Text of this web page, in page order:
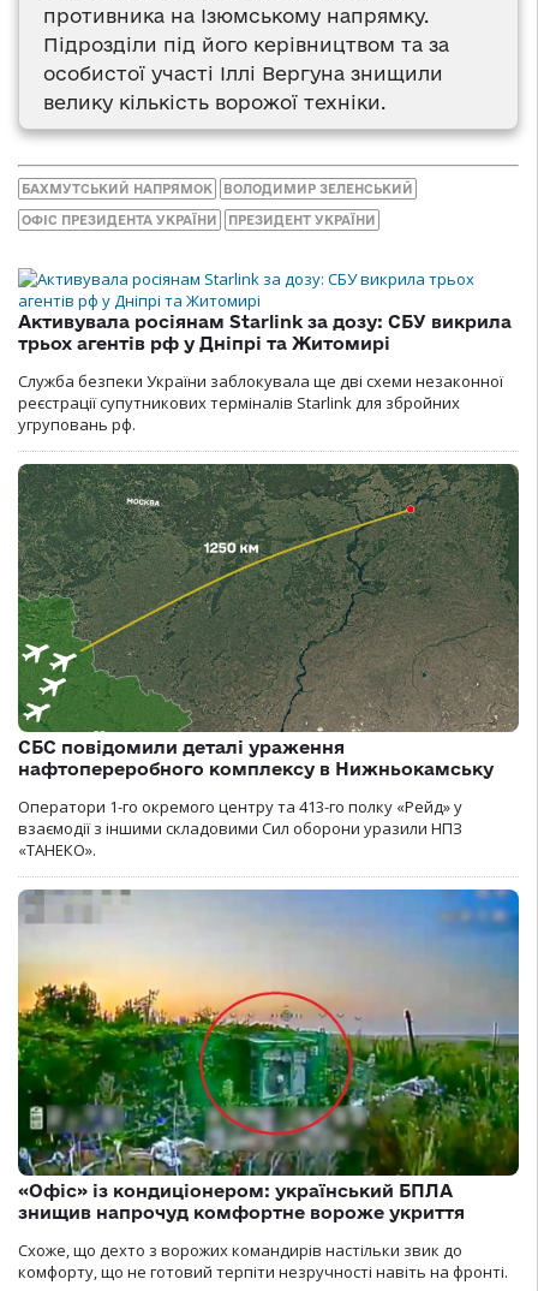
противника на Ізюмському напрямку.
Підрозділи під його керівництвом та за
особистої участі Іллі Вергуна знищили
велику кількість ворожої техніки.
БАХМУТСЬКИЙ НАПРЯМОК ВОЛОДИМИР ЗЕЛЕНСЬКИЙ
ОФІС ПРЕЗИДЕНТА УКРАЇНИ ПРЕЗИДЕНТ УКРАЇНИ
Активувала росіянам Starlink за дозу: СБУ викрила
трьох агентів рф у Дніпрі та Житомирі
Служба безпеки України заблокувала ще дві схеми незаконної
реєстрації супутникових терміналів Starlink для збройних
угруповань рф.
СБС повідомили деталі ураження
нафтопереробного комплексу в Нижньокамську
Оператори 1-го окремого центру та 413-го полку «Рейд» у
взаємодії з іншими складовими Сил оборони уразили НПЗ
«ТАНЕКО».
«Офіс» із кондиціонером: український БПЛА
знищив напрочуд комфортне вороже укриття
Схоже, що дехто з ворожих командирів настільки звик до
комфорту, що не готовий терпіти незручності навіть на фронті.